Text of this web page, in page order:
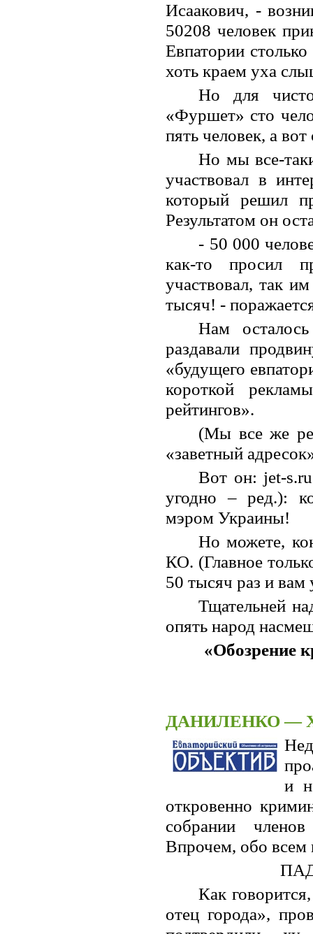
Исаакович, -
50208 человек
Евпатории
хоть краем уха
Но для
«Фуршет» сто
пять человек, а
Но мы все-
участвовал в
который решил
Результатом он
- 50 000
как-то просил
участвовал, так
тысяч! -
Нам
раздавали
«будущего
короткой
рейтингов».
(Мы все же
«заветный
Вот он: jet-
угодно – ред.):
мэром Украины!
Но можете,
КО. (Главное
50 тысяч раз и
Тщательней
опять народ
«Обозрение
ДАНИЛЕНКО —
и
откровенно
собрании
Впрочем, обо всем
Как
отец города»,